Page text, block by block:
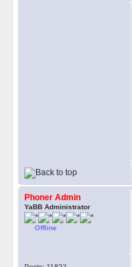
Phoner Admin
YaBB Administrator
Offline